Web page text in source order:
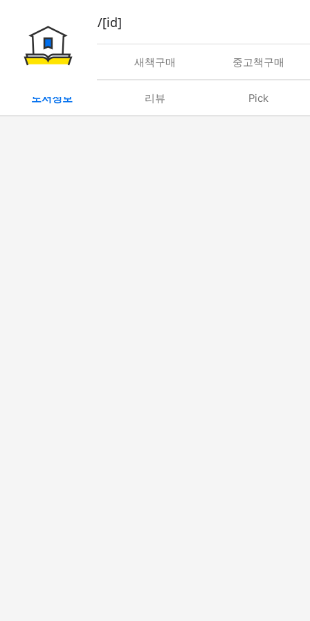
book/rent/[id]
대여 새책구매 중고책구매
도서정보 리뷰 Pick